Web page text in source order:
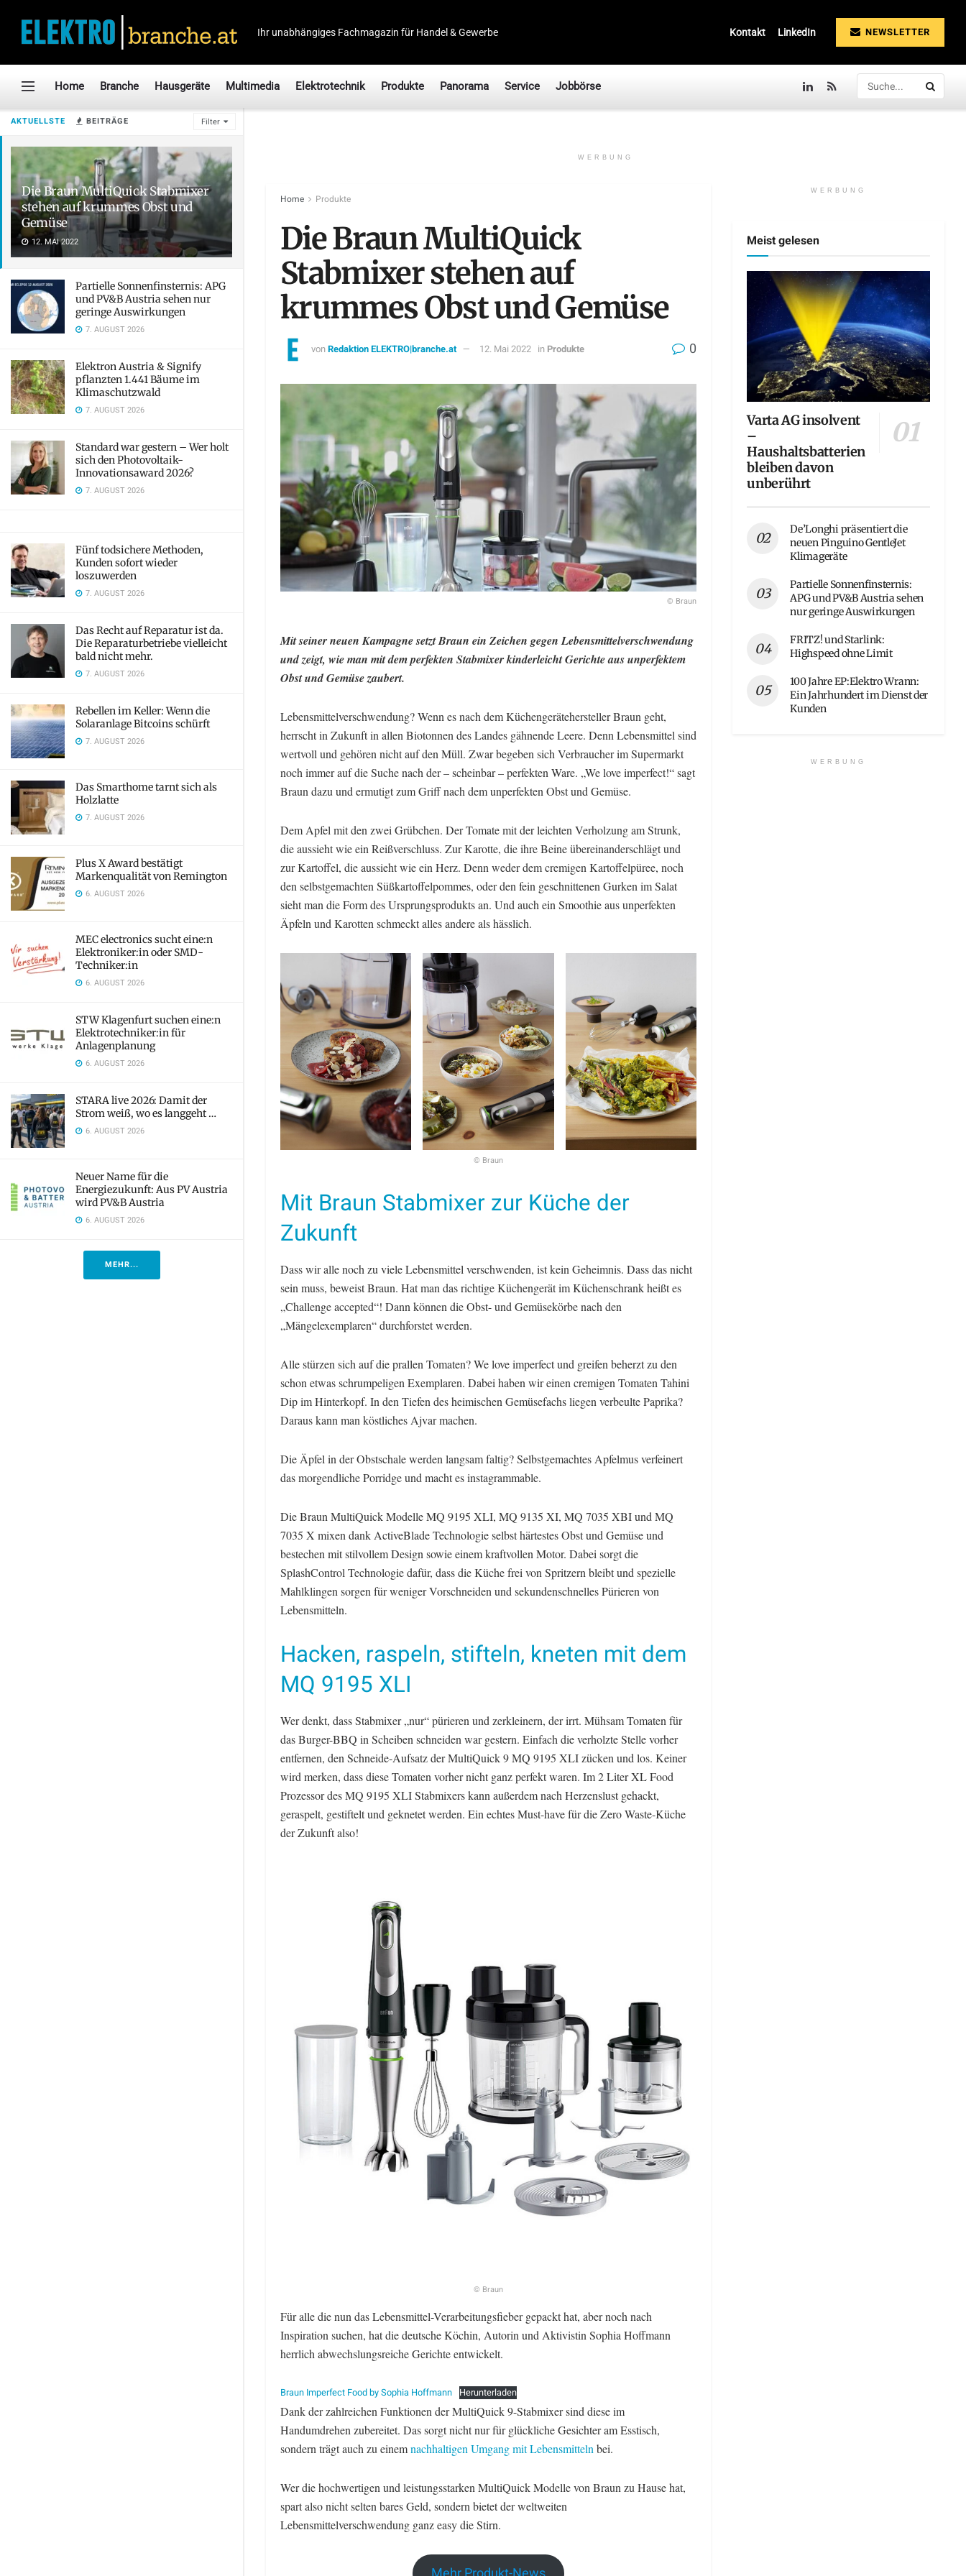
AKTUELLSTE BEITRÄGE Filter
Die Braun MultiQuick Stabmixer
stehen auf krummes Obst und
Gemüse
12. MAI 2022
Partielle Sonnenfinsternis: APG
und PV&B Austria sehen nur
geringe Auswirkungen
7. AUGUST 2026
Elektron Austria & Signify
pflanzten 1.441 Bäume im
Klimaschutzwald
7. AUGUST 2026
Standard war gestern – Wer holt
sich den Photovoltaik-
Innovationsaward 2026?
7. AUGUST 2026
Fünf todsichere Methoden,
Kunden sofort wieder
loszuwerden
7. AUGUST 2026
Das Recht auf Reparatur ist da.
Die Reparaturbetriebe vielleicht
bald nicht mehr.
7. AUGUST 2026
Rebellen im Keller: Wenn die
Solaranlage Bitcoins schürft
7. AUGUST 2026
Das Smarthome tarnt sich als
Holzlatte
7. AUGUST 2026
Plus X Award bestätigt
Markenqualität von Remington
6. AUGUST 2026
MEC electronics sucht eine:n
Elektroniker:in oder SMD-
Techniker:in
6. AUGUST 2026
STW Klagenfurt suchen eine:n
Elektrotechniker:in für
Anlagenplanung
6. AUGUST 2026
STARA live 2026: Damit der
Strom weiß, wo es langgeht …
6. AUGUST 2026
Neuer Name für die
Energiezukunft: Aus PV Austria
wird PV&B Austria
6. AUGUST 2026
MEHR...
Ihr unabhängiges Fachmagazin für Handel & Gewerbe Kontakt LinkedIn NEWSLETTER
Home Branche Hausgeräte Multimedia Elektrotechnik Produkte Panorama Service Jobbörse
WERBUNG
Home Produkte
Die Braun MultiQuick
Stabmixer stehen auf
krummes Obst und Gemüse
vonRedaktion ELEKTRO|branche.at 12. Mai 2022 in Produkte 0
© Braun
Mit seiner neuen Kampagne setzt Braun ein Zeichen gegen Lebensmittelverschwendung
und zeigt, wie man mit dem perfekten Stabmixer kinderleicht Gerichte aus unperfektem
Obst und Gemüse zaubert.
Lebensmittelverschwendung? Wenn es nach dem Küchengerätehersteller Braun geht,
herrscht in Zukunft in allen Biotonnen des Landes gähnende Leere. Denn Lebensmittel sind
wertvoll und gehören nicht auf den Müll. Zwar begeben sich Verbraucher im Supermarkt
noch immer auf die Suche nach der – scheinbar – perfekten Ware. „We love imperfect!“ sagt
Braun dazu und ermutigt zum Griff nach dem unperfekten Obst und Gemüse.
Dem Apfel mit den zwei Grübchen. Der Tomate mit der leichten Verholzung am Strunk,
die aussieht wie ein Reißverschluss. Zur Karotte, die ihre Beine übereinanderschlägt und
zur Kartoffel, die aussieht wie ein Herz. Denn weder dem cremigen Kartoffelpüree, noch
den selbstgemachten Süßkartoffelpommes, oder den fein geschnittenen Gurken im Salat
sieht man die Form des Ursprungsprodukts an. Und auch ein Smoothie aus unperfekten
Äpfeln und Karotten schmeckt alles andere als hässlich.
© Braun
Mit Braun Stabmixer zur Küche der
Zukunft
Dass wir alle noch zu viele Lebensmittel verschwenden, ist kein Geheimnis. Dass das nicht
sein muss, beweist Braun. Hat man das richtige Küchengerät im Küchenschrank heißt es
„Challenge accepted“! Dann können die Obst- und Gemüsekörbe nach den
„Mängelexemplaren“ durchforstet werden.
Alle stürzen sich auf die prallen Tomaten? We love imperfect und greifen beherzt zu den
schon etwas schrumpeligen Exemplaren. Dabei haben wir einen cremigen Tomaten Tahini
Dip im Hinterkopf. In den Tiefen des heimischen Gemüsefachs liegen verbeulte Paprika?
Daraus kann man köstliches Ajvar machen.
Die Äpfel in der Obstschale werden langsam faltig? Selbstgemachtes Apfelmus verfeinert
das morgendliche Porridge und macht es instagrammable.
Die Braun MultiQuick Modelle MQ 9195 XLI, MQ 9135 XI, MQ 7035 XBI und MQ
7035 X mixen dank ActiveBlade Technologie selbst härtestes Obst und Gemüse und
bestechen mit stilvollem Design sowie einem kraftvollen Motor. Dabei sorgt die
SplashControl Technologie dafür, dass die Küche frei von Spritzern bleibt und spezielle
Mahlklingen sorgen für weniger Vorschneiden und sekundenschnelles Pürieren von
Lebensmitteln.
Hacken, raspeln, stifteln, kneten mit dem
MQ 9195 XLI
Wer denkt, dass Stabmixer „nur“ pürieren und zerkleinern, der irrt. Mühsam Tomaten für
das Burger-BBQ in Scheiben schneiden war gestern. Einfach die verholzte Stelle vorher
entfernen, den Schneide-Aufsatz der MultiQuick 9 MQ 9195 XLI zücken und los. Keiner
wird merken, dass diese Tomaten vorher nicht ganz perfekt waren. Im 2 Liter XL Food
Prozessor des MQ 9195 XLI Stabmixers kann außerdem nach Herzenslust gehackt,
geraspelt, gestiftelt und geknetet werden. Ein echtes Must-have für die Zero Waste-Küche
der Zukunft also!
© Braun
Für alle die nun das Lebensmittel-Verarbeitungsfieber gepackt hat, aber noch nach
Inspiration suchen, hat die deutsche Köchin, Autorin und Aktivistin Sophia Hoffmann
herrlich abwechslungsreiche Gerichte entwickelt.
Braun Imperfect Food by Sophia Hoffmann Herunterladen
Dank der zahlreichen Funktionen der MultiQuick 9-Stabmixer sind diese im
Handumdrehen zubereitet. Das sorgt nicht nur für glückliche Gesichter am Esstisch,
sondern trägt auch zu einemnachhaltigen Umgang mit Lebensmitteln bei.
Wer die hochwertigen und leistungsstarken MultiQuick Modelle von Braun zu Hause hat,
spart also nicht selten bares Geld, sondern bietet der weltweiten
Lebensmittelverschwendung ganz easy die Stirn.
WERBUNG
Meist gelesen
Varta AG insolvent
–
Haushaltsbatterien
bleiben davon
unberührt
De’Longhi präsentiert die
neuen Pinguino GentleJet
Klimageräte
Partielle Sonnenfinsternis:
APG und PV&B Austria sehen
nur geringe Auswirkungen
FRITZ! und Starlink:
Highspeed ohne Limit
100 Jahre EP:Elektro Wrann:
Ein Jahrhundert im Dienst der
Kunden
WERBUNG